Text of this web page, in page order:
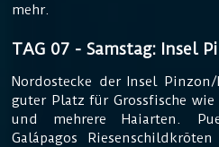
mehr.
TAG 07 - Samstag: Insel
Nordostecke der Insel
guter Platz für Grossfische
und mehrere Haiarten.
Galápagos